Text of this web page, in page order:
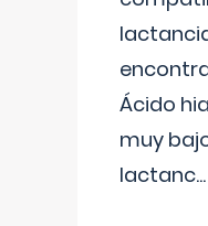
Ácido
muy
lactanc...